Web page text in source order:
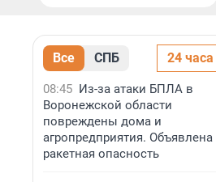
Все СПБ 24 часа
08:45 Из-за атаки БПЛА в
Воронежской области
повреждены дома и
агропредприятия. Объявлена
ракетная опасность